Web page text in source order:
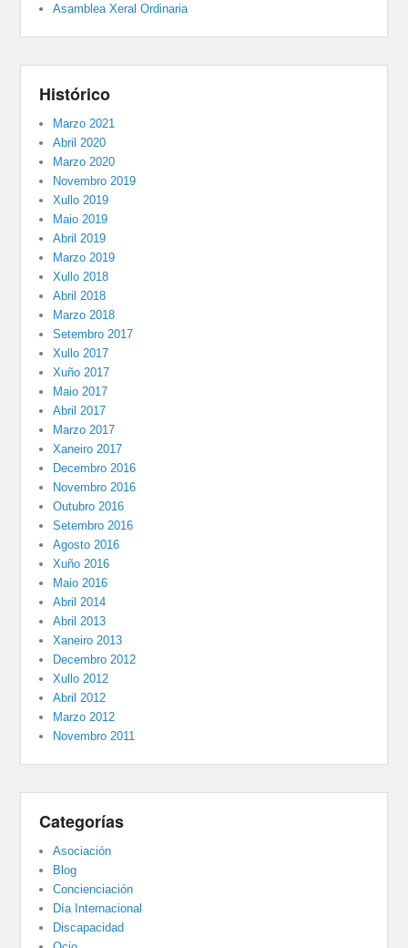
Asamblea Xeral Ordinaria
Histórico
Marzo 2021
Abril 2020
Marzo 2020
Novembro 2019
Xullo 2019
Maio 2019
Abril 2019
Marzo 2019
Xullo 2018
Abril 2018
Marzo 2018
Setembro 2017
Xullo 2017
Xuño 2017
Maio 2017
Abril 2017
Marzo 2017
Xaneiro 2017
Decembro 2016
Novembro 2016
Outubro 2016
Setembro 2016
Agosto 2016
Xuño 2016
Maio 2016
Abril 2014
Abril 2013
Xaneiro 2013
Decembro 2012
Xullo 2012
Abril 2012
Marzo 2012
Novembro 2011
Categorías
Asociación
Blog
Concienciación
Día Internacional
Discapacidad